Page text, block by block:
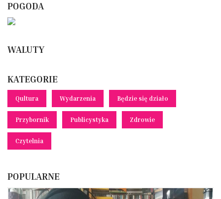
POGODA
WALUTY
KATEGORIE
Qultura Wydarzenia Będzie się działo
Przybornik Publicystyka Zdrowie
Czytelnia
POPULARNE